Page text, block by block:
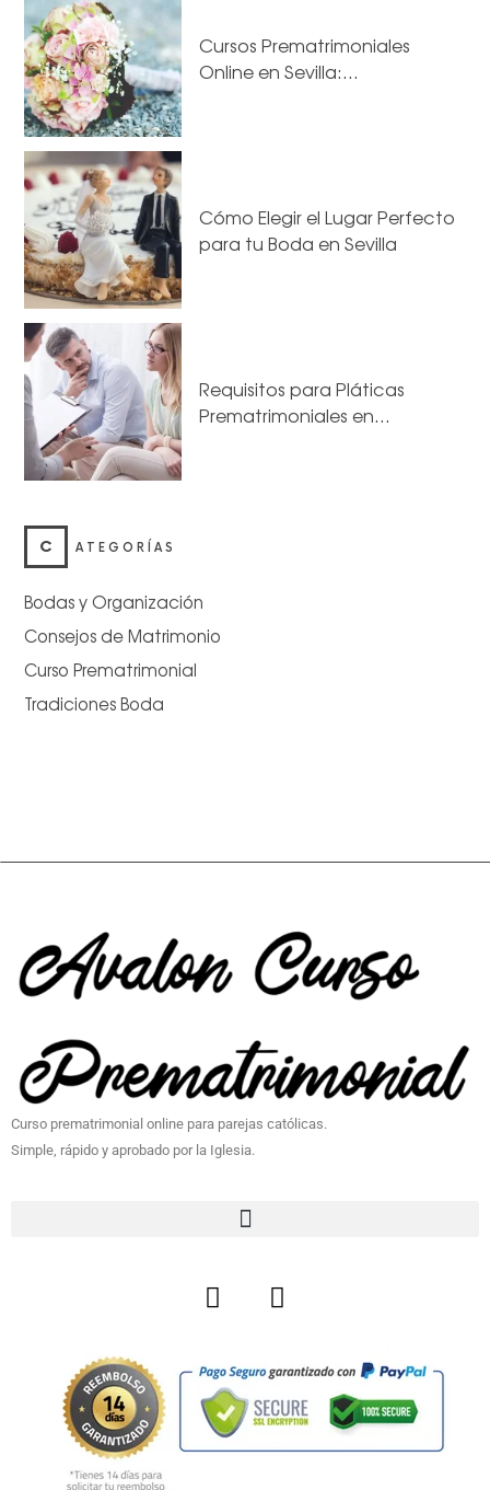
Cursos Prematrimoniales
Online en Sevilla:…
Cómo Elegir el Lugar Perfecto
para tu Boda en Sevilla
Requisitos para Pláticas
Prematrimoniales en…
C ATEGORÍAS
Bodas y Organización
Consejos de Matrimonio
Curso Prematrimonial
Tradiciones Boda
Curso prematrimonial online para parejas católicas.
Simple, rápido y aprobado por la Iglesia.